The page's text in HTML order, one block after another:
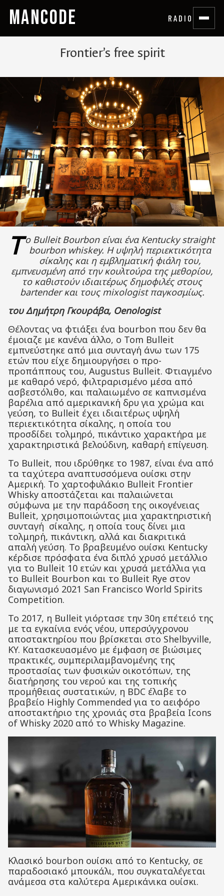
MANCODE RADIO
Frontier’s free spirit
Τ οBulleit Bourbon είναι έναKentucky straight
bourbon whiskey. Η υψηλή περιεκτικότητα
σίκαλης και η εμβληματική φιάλη του,
εμπνευσμένη από την κουλτούρα της μεθορίου,
το καθιστούν ιδιαιτέρως δημοφιλές στους
bartender και τους mixologist παγκοσμίως.
του Δημήτρη Γκουράβα, Oenologist
Θέλοντας να φτιάξει ένα bourbon που δεν θα
έμοιαζε με κανένα άλλο, ο Tom Bulleit
εμπνεύστηκε από μια συνταγή άνω των 175
ετών που είχε δημιουργήσει ο προ-
προπάππους του, Augustus Bulleit. Φτιαγμένο
με καθαρό νερό, φιλτραρισμένο μέσα από
ασβεστόλιθο, και παλαιωμένο σε καπνισμένα
βαρέλια από αμερικανική δρυ για χρώμα και
γεύση, το Bulleit έχει ιδιαιτέρως υψηλή
περιεκτικότητα σίκαλης, η οποία του
προσδίδει τολμηρό, πικάντικο χαρακτήρα με
χαρακτηριστικά βελούδινη, καθαρή επίγευση.
Το Bulleit, που ιδρύθηκε το 1987, είναι ένα από
τα ταχύτερα αναπτυσσόμενα ουίσκι στην
Αμερική. Το χαρτοφυλάκιο Bulleit Frontier
Whisky αποστάζεται και παλαιώνεται
σύμφωνα με την παράδοση της οικογένειας
Bulleit, χρησιμοποιώντας μια χαρακτηριστική
συνταγή σίκαλης, η οποία τους δίνει μια
τολμηρή, πικάντικη, αλλά και διακριτικά
απαλή γεύση. Το βραβευμένο ουίσκι Kentucky
κέρδισε πρόσφατα ένα διπλό χρυσό μετάλλιο
για το Bulleit 10 ετών και χρυσά μετάλλια για
το Bulleit Bourbon και το Bulleit Rye στον
διαγωνισμό 2021 San Francisco World Spirits
Competition.
Το 2017, η Bulleit γιόρτασε την 30η επέτειό της
με τα εγκαίνια ενός νέου, υπερσύγχρονου
αποστακτηρίου που βρίσκεται στο Shelbyville,
KY. Κατασκευασμένο με έμφαση σε βιώσιμες
πρακτικές, συμπεριλαμβανομένης της
προστασίας των φυσικών οικοτόπων, της
διατήρησης του νερού και της τοπικής
προμήθειας συστατικών, η BDC έλαβε το
βραβείο Highly Commended για το αειφόρο
αποστακτήριο της χρονιάς στα βραβεία Icons
of Whisky 2020 από το Whisky Magazine.
Κλασικό bourbon ουίσκι από το Kentucky, σε
παραδοσιακό μπουκάλι, που συγκαταλέγεται
ανάμεσα στα καλύτερα Αμερικάνικα ουίσκι.